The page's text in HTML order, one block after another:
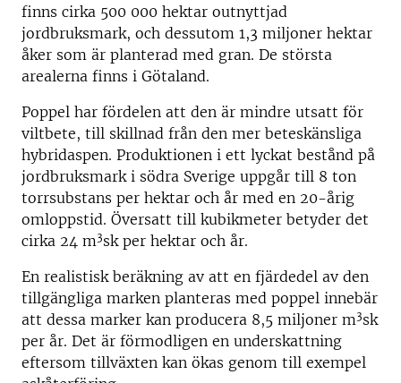
finns cirka 500 000 hektar outnyttjad
jordbruksmark, och dessutom 1,3 miljoner hektar
åker som är planterad med gran. De största
arealerna finns i Götaland.
Poppel har fördelen att den är mindre utsatt för
viltbete, till skillnad från den mer beteskänsliga
hybridaspen. Produktionen i ett lyckat bestånd på
jordbruksmark i södra Sverige uppgår till 8 ton
torrsubstans per hektar och år med en 20-årig
omloppstid. Översatt till kubikmeter betyder det
cirka 24 m3sk per hektar och år.
En realistisk beräkning av att en fjärdedel av den
tillgängliga marken planteras med poppel innebär
att dessa marker kan producera 8,5 miljoner m3sk
per år. Det är förmodligen en underskattning
eftersom tillväxten kan ökas genom till exempel